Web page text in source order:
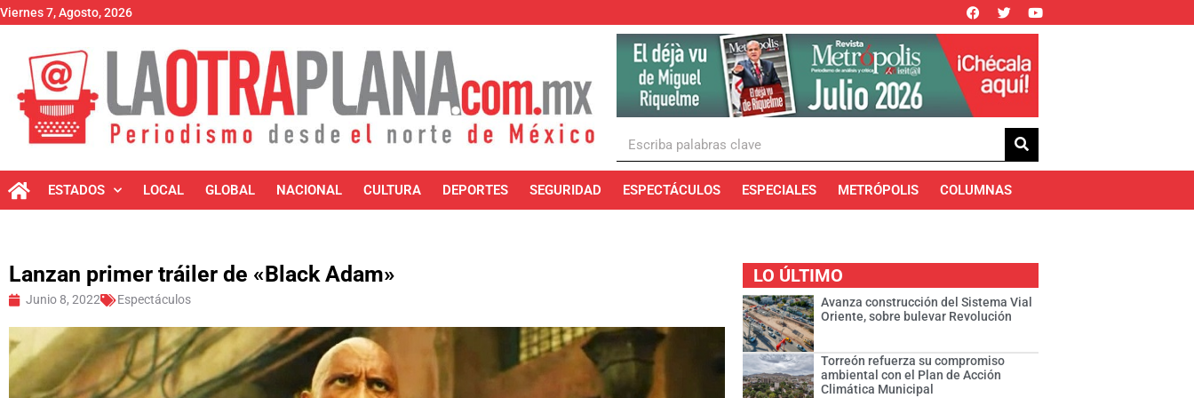
Viernes 7, Agosto, 2026
ESTADOS LOCAL GLOBAL NACIONAL CULTURA DEPORTES SEGURIDAD ESPECTÁCULOS ESPECIALES METRÓPOLIS COLUMNAS
Lanzan primer tráiler de «Black Adam»
Junio 8, 2022 Espectáculos
LO ÚLTIMO
Avanza construcción del Sistema Vial
Oriente, sobre bulevar Revolución
Torreón refuerza su compromiso
ambiental con el Plan de Acción
Climática Municipal